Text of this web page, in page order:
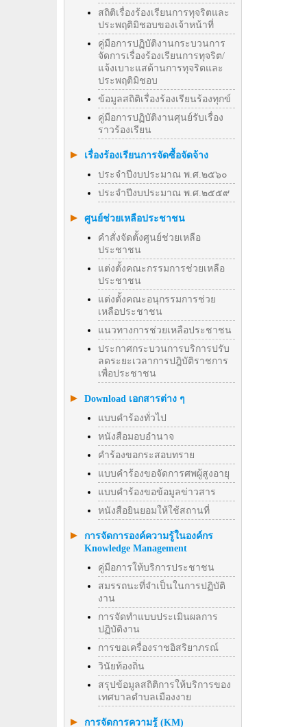
สถิติเรื่องร้องเรียนการทุจริตและ
ประพฤติมิชอบของเจ้าหน้าที่
คู่มือการปฏิบัติงานกระบวนการ
จัดการเรื่องร้องเรียนการทุจริต/
แจ้งเบาะแสด้านการทุจริตและ
ประพฤติมิชอบ
ข้อมูลสถิติเรื่องร้องเรียนร้องทุกข์
คู่มือการปฏิบัติงานศุนย์รับเรื่อง
ราวร้องเรียน
เรื่องร้องเรียนการจัดซื้อจัดจ้าง
ประจำปีงบประมาณ พ.ศ.๒๕๖๐
ประจำปีงบประมาณ พ.ศ.๒๕๕๙
ศูนย์ช่วยเหลือประชาชน
คำสั่งจัดตั้งศูนย์ช่วยเหลือ
ประชาชน
แต่งตั้งคณะกรรมการช่วยเหลือ
ประชาชน
แต่งตั้งคณะอนุกรรมการช่วย
เหลือประชาชน
แนวทางการช่วยเหลือประชาชน
ประกาศกระบวนการบริการปรับ
ลดระยะเวลาการปฎิบัติราชการ
เพื่อประชาชน
Download เอกสารต่าง ๆ
แบบคำร้องทั่วไป
หนังสือมอบอำนาจ
คำร้องขอกระสอบทราย
แบบคำร้องขอจัดการศพผู้สูงอายุ
แบบคำร้องขอข้อมูลข่าวสาร
หนังสือยินยอมให้ใช้สถานที่
การจัดการองค์ความรู้ในองค์กร
Knowledge Management
คู่มือการให้บริการประชาชน
สมรรถนะที่จำเป็นในการปฏิบัติ
งาน
การจัดทำแบบประเมินผลการ
ปฏิบัติงาน
การขอเครื่องราชอิสริยาภรณ์
วินัยท้องถิ่น
สรุปข้อมูลสถิติการให้บริการของ
เทศบาลตำบลเมืองงาย
การจัดการความรู้ (KM)